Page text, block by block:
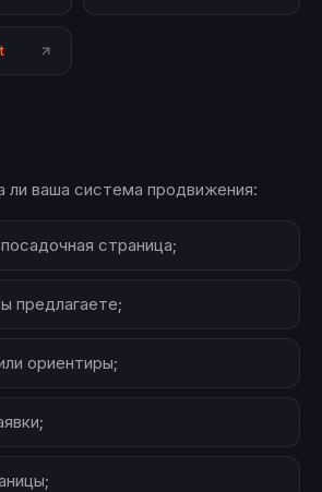
ли ваша система продвижения:
страница;
предлагаете;
ориентиры;